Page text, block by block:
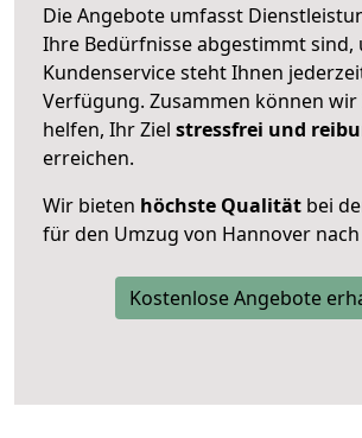
Die Angebote umfasst
Ihre Bedürfnisse abgestimmt sind,
Kundenservice steht Ihnen
Verfügung. Zusammen können wir
helfen, Ihr Ziel stressfrei und
erreichen.
Wir bieten höchste Qualität bei
für den Umzug von Hannover nach
Kostenlose Angebote